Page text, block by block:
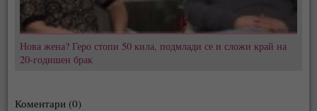
Нова жена? Геро стопи 50 кила, подмлади се и сложи край на
20-годишен брак
Коментари (0)